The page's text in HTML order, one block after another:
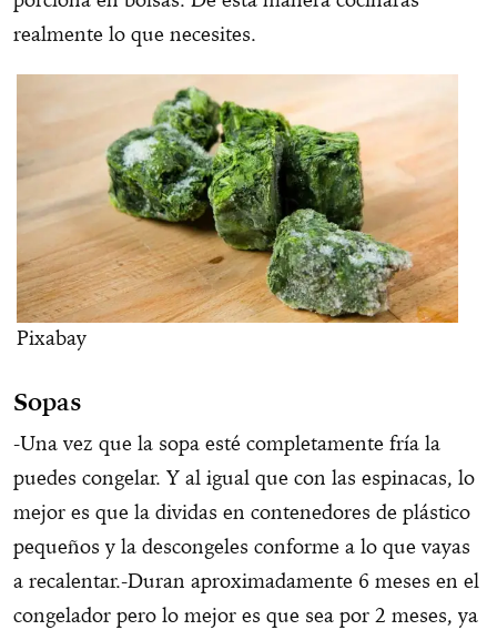
realmente lo que necesites.
Pixabay
Sopas
-Una vez que la sopa esté completamente fría la
puedes congelar. Y al igual que con las espinacas, lo
mejor es que la dividas en contenedores de plástico
pequeños y la descongeles conforme a lo que vayas
a recalentar.-Duran aproximadamente 6 meses en el
congelador pero lo mejor es que sea por 2 meses, ya